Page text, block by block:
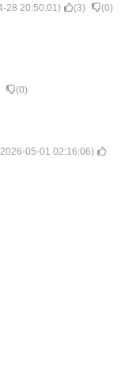
28 20:50:01) (3) (0)
(0)
2026-05-01 02:16:06)